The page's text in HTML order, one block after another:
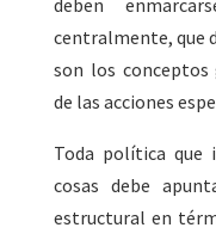
deben
centralmente, que
son los conceptos
de las acciones
Toda política que
cosas debe
estructural en